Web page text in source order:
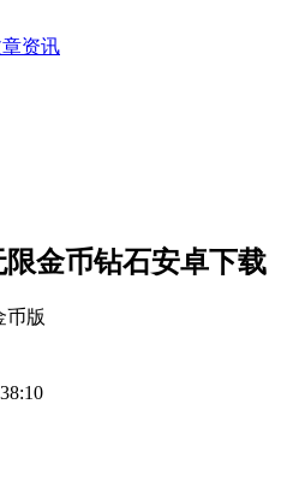
资讯
金币钻石安卓下载
币版